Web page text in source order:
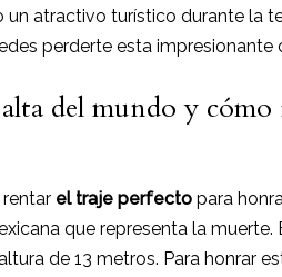
atractivo turístico durante la
perderte esta impresionante
del mundo y
el traje perfectopara
que representa la muerte.
de 13 metros. Para honrar